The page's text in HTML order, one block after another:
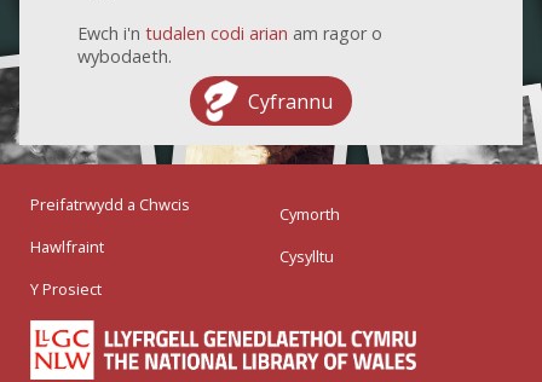
Ewch i'n tudalen codi arian am ragor o
wybodaeth.
Cyfrannu
Preifatrwydd a Chwcis
Hawlfraint
Y Prosiect
Cymorth
Cysylltu